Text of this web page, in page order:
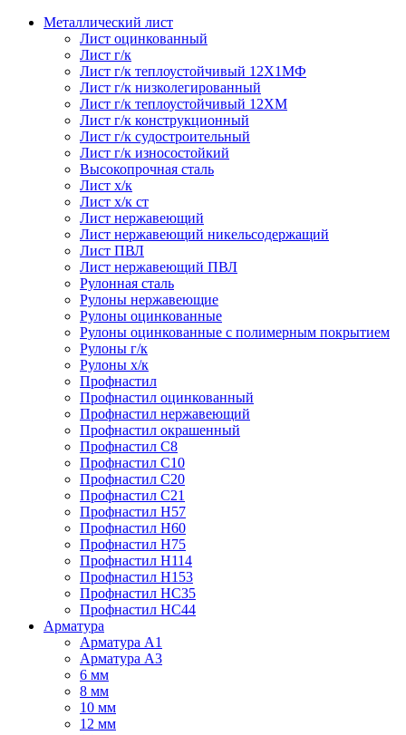
Металлический лист
Лист оцинкованный
Лист г/к
Лист г/к теплоустойчивый 12Х1МФ
Лист г/к низколегированный
Лист г/к теплоустойчивый 12ХМ
Лист г/к конструкционный
Лист г/к судостроительный
Лист г/к износостойкий
Высокопрочная сталь
Лист х/к
Лист х/к ст
Лист нержавеющий
Лист нержавеющий никельсодержащий
Лист ПВЛ
Лист нержавеющий ПВЛ
Рулонная сталь
Рулоны нержавеющие
Рулоны оцинкованные
Рулоны оцинкованные с полимерным покрытием
Рулоны г/к
Рулоны х/к
Профнастил
Профнастил оцинкованный
Профнастил нержавеющий
Профнастил окрашенный
Профнастил С8
Профнастил С10
Профнастил С20
Профнастил С21
Профнастил Н57
Профнастил Н60
Профнастил Н75
Профнастил Н114
Профнастил Н153
Профнастил НС35
Профнастил НС44
Арматура
Арматура А1
Арматура А3
6 мм
8 мм
10 мм
12 мм